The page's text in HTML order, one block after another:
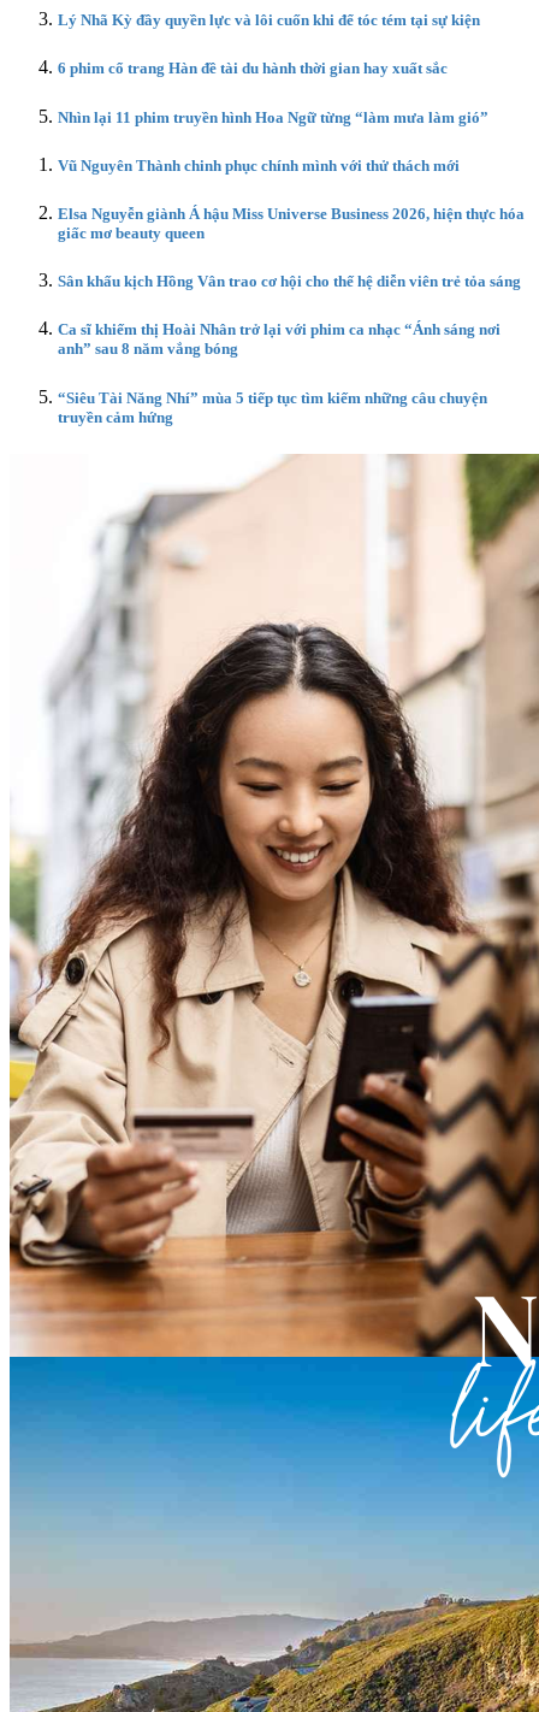
Lý Nhã Kỳ đầy quyền lực và lôi cuốn khi để tóc tém tại sự kiện
6 phim cổ trang Hàn đề tài du hành thời gian hay xuất sắc
Nhìn lại 11 phim truyền hình Hoa Ngữ từng “làm mưa làm gió”
Vũ Nguyên Thành chinh phục chính mình với thử thách mới
Elsa Nguyễn giành Á hậu Miss Universe Business 2026, hiện thực hóa
giấc mơ beauty queen
Sân khấu kịch Hồng Vân trao cơ hội cho thế hệ diễn viên trẻ tỏa sáng
Ca sĩ khiếm thị Hoài Nhân trở lại với phim ca nhạc “Ánh sáng nơi
anh” sau 8 năm vắng bóng
“Siêu Tài Năng Nhí” mùa 5 tiếp tục tìm kiếm những câu chuyện
truyền cảm hứng